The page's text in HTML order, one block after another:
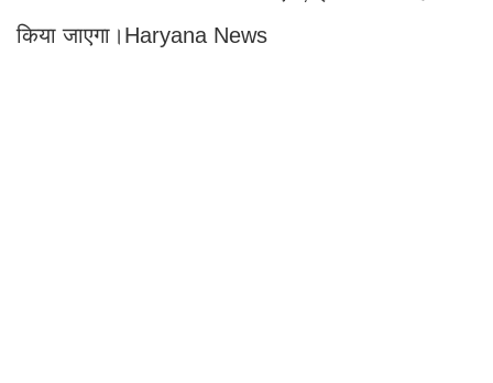
किया जाएगा।Haryana News